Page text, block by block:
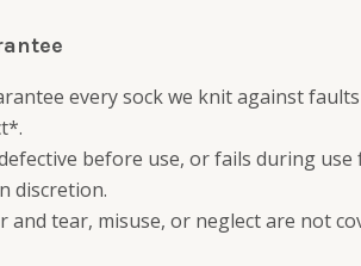
every sock we knit against
before use, or fails during
discretion.
and tear, misuse, or neglect are not